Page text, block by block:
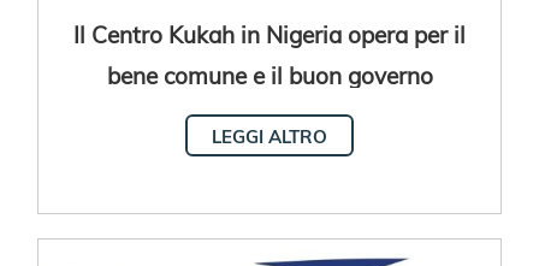
Il Centro Kukah in Nigeria opera per il
bene comune e il buon governo
LEGGI ALTRO